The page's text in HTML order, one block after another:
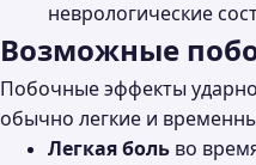
неврологические
Возможные
Побочные эффекты
обычно легкие и
Легкая боль во